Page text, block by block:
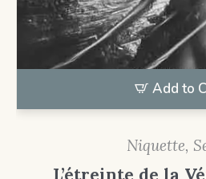
Add to
Niquette,
L’étreinte de la